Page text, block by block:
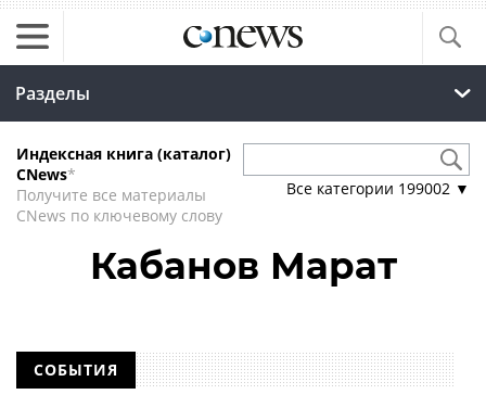
Разделы
Индексная книга (каталог)
CNews*
Получите все материалы
CNews по ключевому слову
Все категории 199002 ▼
Кабанов Марат
СОБЫТИЯ